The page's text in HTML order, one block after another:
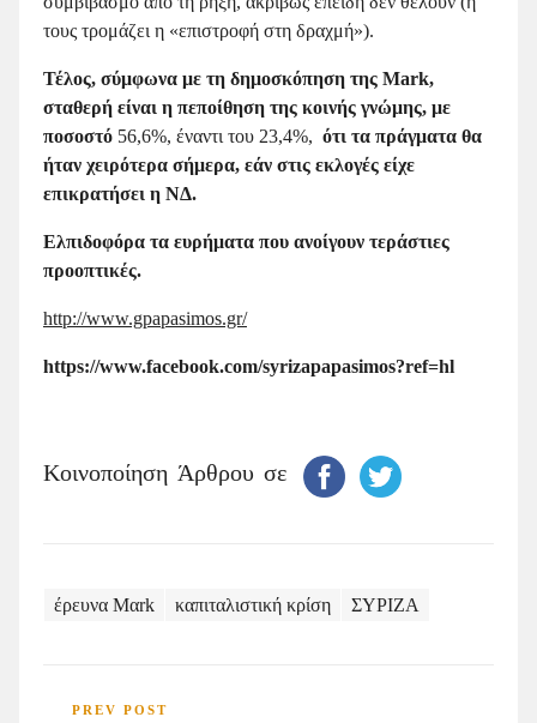
τους τρομάζει η «επιστροφή στη δραχμή»).
Τέλος, σύμφωνα με τη δημοσκόπηση της Mark,
σταθερή είναι η πεποίθηση της κοινής γνώμης, με
ποσοστό 56,6%, έναντι του 23,4%, ότι τα πράγματα θα
ήταν χειρότερα σήμερα, εάν στις εκλογές είχε
επικρατήσει η ΝΔ.
Ελπιδοφόρα τα ευρήματα που ανοίγουν τεράστιες
προοπτικές.
http://www.gpapasimos.gr/
https://www.facebook.com/syrizapapasimos?ref=hl
Κοινοποίηση Άρθρου σε
έρευνα Mαrk καπιταλιστική κρίση ΣΥΡΙΖΑ
PREV POST